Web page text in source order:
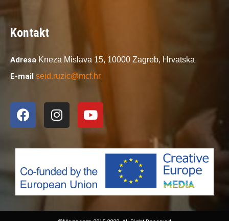
Kontakt
Adresa Kneza Mislava 15, 10000 Zagreb, Hrvatska
E-mail seid.ruzic@mcf.hr